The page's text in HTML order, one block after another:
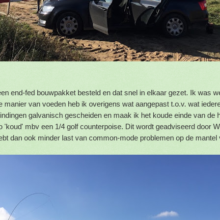
end-fed bouwpakket besteld en dat snel in elkaar gezet. Ik was
manier van voeden heb ik overigens wat aangepast t.o.v. wat
galvanisch gescheiden en maak ik het koude einde van de
'koud' mbv een 1/4 golf counterpoise. Dit wordt geadviseerd door
dan ook minder last van common-mode problemen op de mantel